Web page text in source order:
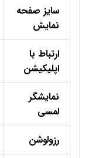
سایز صفحه
نمایش
ارتباط با
اپلیکیشن
نمایشگر
لمسی
رزولوشن